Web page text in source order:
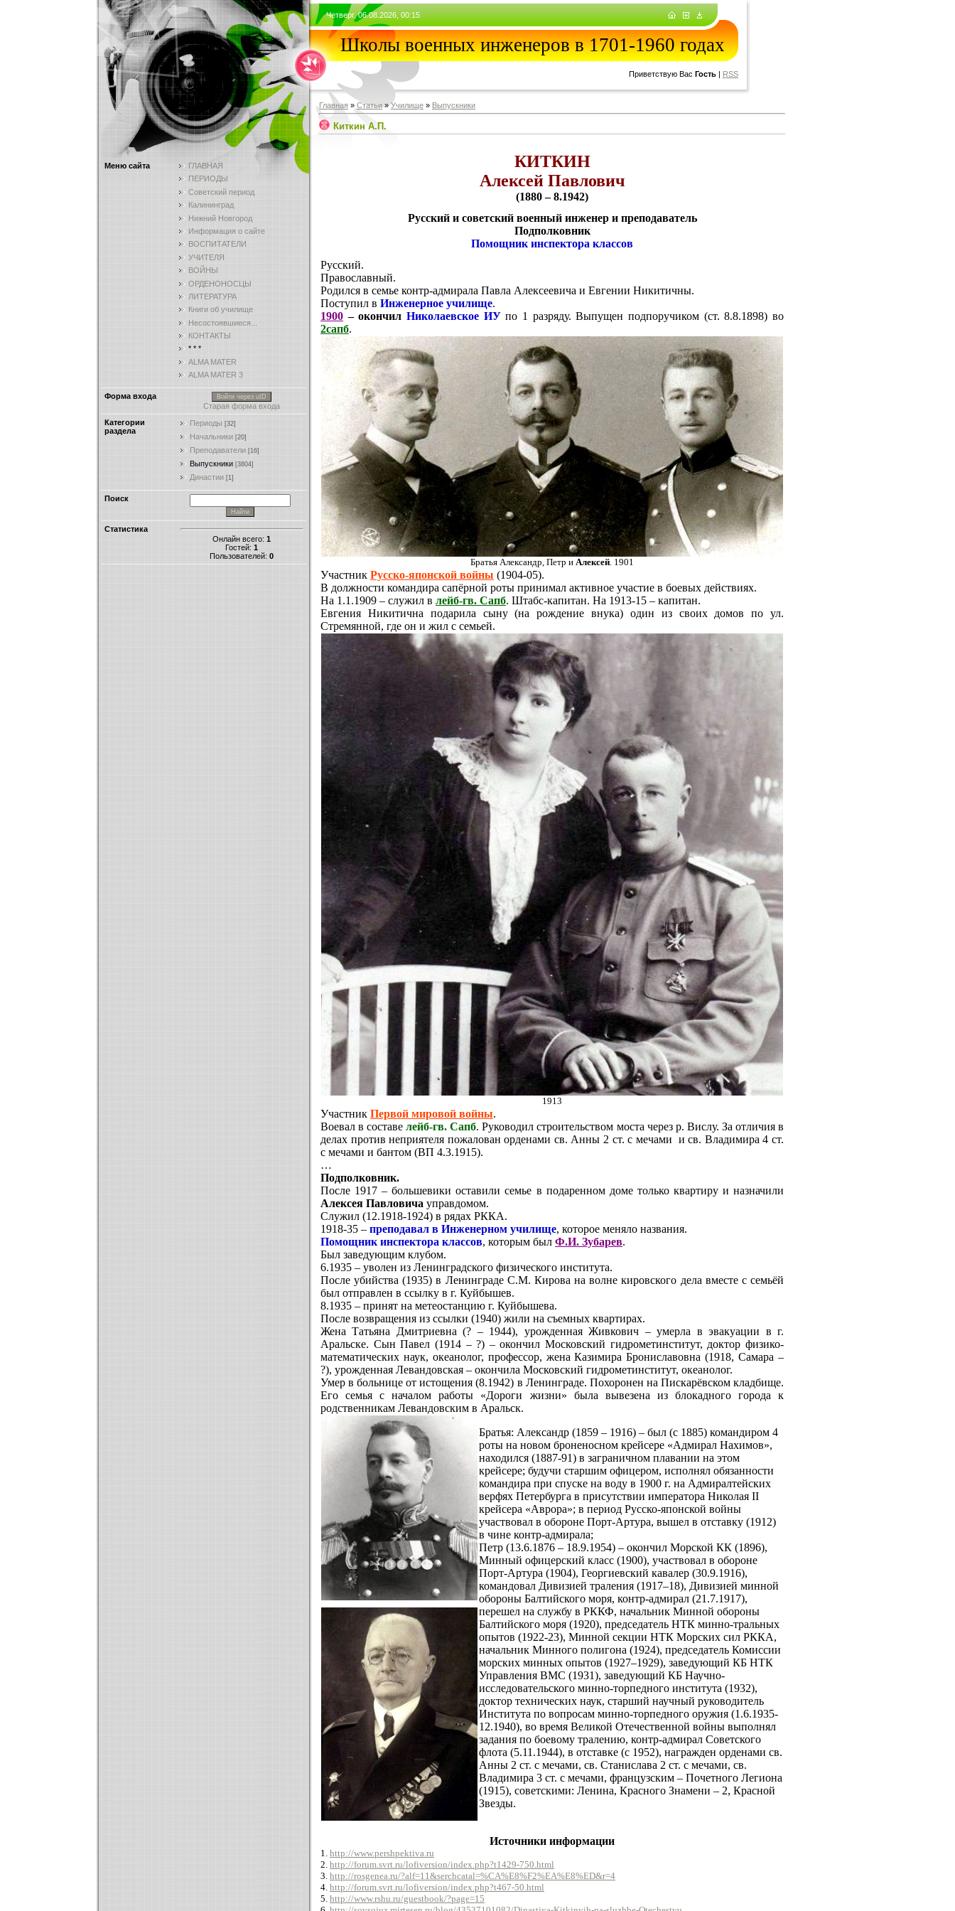
Меню сайта
ГЛАВНАЯ
ПЕРИОДЫ
Советский период
Калининград
Нижний Новгород
Информация о сайте
ВОСПИТАТЕЛИ
УЧИТЕЛЯ
ВОЙНЫ
ОРДЕНОНОСЦЫ
ЛИТЕРАТУРА
Книги об училище
Несостоявшиеся...
КОНТАКТЫ
* * *
ALMA MATER
ALMA MATER 3
Форма входа Войти через uID
Старая форма входа
Категории
раздела
Периоды [32]
Начальники [20]
Преподаватели [16]
Выпускники [3804]
Династии [1]
Поиск
Статистика
Онлайн всего: 1
Гостей: 1
Пользователей: 0
Четверг, 06.08.2026, 00:15
Школы военных инженеров в 1701-1960 годах
Приветствую Вас Гость | RSS
Главная » Статьи »Училищe » Выпускники
Киткин А.П.
КИТКИН
Алексей Павлович
(1880 – 8.1942)
Русский и советский военный инженер и преподаватель
Подполковник
Помощник инспектора классов
Русский.
Православный.
Родился в семье контр-адмирала Павла Алексеевича и Евгении Никитичны.
Поступил в Инженерное училище.
1900 – окончил Николаевское ИУпо 1 разряду. Выпущен подпоручиком (ст. 8.8.1898) во
2сапб.
Братья Александр, Петр и Алексей . 1901
Участник Русско-японской войны (1904-05).
В должности командира сапёрной роты принимал активное участие в боевых действиях.
На 1.1.1909 – служил в лейб-гв. Сапб. Штабс-капитан. На 1913-15 – капитан.
Евгения Никитична подарила сыну (на рождение внука) один из своих домов по ул.
Стремянной, где он и жил с семьей.
1913
Участник Первой мировой войны.
Воевал в составелейб-гв. Сапб. Руководил строительством моста через р. Вислу. За отличия в
делах против неприятеля пожалован орденами св. Анны 2 ст. с мечами и св. Владимира 4 ст.
с мечами и бантом (ВП 4.3.1915).
…
Подполковник.
После 1917 – большевики оставили семье в подаренном доме только квартиру и назначили
Алексея Павловича управдомом.
Служил (12.1918-1924) в рядах РККА.
1918-35 – преподавал в Инженерном училище, которое меняло названия.
Помощник инспектора классов, которым был Ф.И. Зубарев.
Был заведующим клубом.
6.1935 – уволен из Ленинградского физического института.
После убийства (1935) в Ленинграде С.М. Кирова на волне кировского дела вместе с семьёй
был отправлен в ссылку в г. Куйбышев.
8.1935 – принят на метеостанцию г. Куйбышева.
После возвращения из ссылки (1940) жили на съемных квартирах.
Жена Татьяна Дмитриевна (? – 1944), урожденная Живкович – умерла в эвакуации в г.
Аральске. Сын Павел (1914 – ?) – окончил Московский гидрометинститут, доктор физико-
математических наук, океанолог, профессор, жена Казимира Брониславовна (1918, Самара –
?), урожденная Левандовская – окончила Московский гидрометинститут, океанолог.
Умер в больнице от истощения (8.1942) в Ленинграде. Похоронен на Пискарёвском кладбище.
Его семья с началом работы «Дороги жизни» была вывезена из блокадного города к
родственникам Левандовским в Аральск.
Братья: Александр (1859 – 1916) – был (с 1885) командиром 4
роты на новом броненосном крейсере «Адмирал Нахимов»,
находился (1887-91) в заграничном плавании на этом
крейсере; будучи старшим офицером, исполнял обязанности
командира при спуске на воду в 1900 г. на Адмиралтейских
верфях Петербурга в присутствии императора Николая II
крейсера «Аврора»; в период Русско-японской войны
участвовал в обороне Порт-Артура, вышел в отставку (1912)
в чине контр-адмирала;
Петр (13.6.1876 – 18.9.1954) – окончил Морской КК (1896),
Минный офицерский класс (1900), участвовал в обороне
Порт-Артура (1904), Георгиевский кавалер (30.9.1916),
командовал Дивизией траления (1917–18), Дивизией минной
обороны Балтийского моря, контр-адмирал (21.7.1917),
перешел на службу в РККФ, начальник Минной обороны
Балтийского моря (1920), председатель НТК минно-тральных
опытов (1922-23), Минной секции НТК Морских сил РККА,
начальник Минного полигона (1924), председатель Комиссии
морских минных опытов (1927–1929), заведующий КБ НТК
Управления ВМС (1931), заведующий КБ Научно-
исследовательского минно-торпедного института (1932),
доктор технических наук, старший научный руководитель
Института по вопросам минно-торпедного оружия (1.6.1935-
12.1940), во время Великой Отечественной войны выполнял
задания по боевому тралению, контр-адмирал Советского
флота (5.11.1944), в отставке (с 1952), награжден орденами св.
Анны 2 ст. с мечами, св. Станислава 2 ст. с мечами, св.
Владимира 3 ст. с мечами, французским – Почетного Легиона
(1915), советскими: Ленина, Красного Знамени – 2, Красной
Звезды.
Источники информации
1. http://www.pershpektiva.ru
2. http://forum.svrt.ru/lofiversion/index.php?t1429-750.html
3. http://rosgenea.ru/?alf=11&serchcatal=%CA%E8%F2%EA%E8%ED&r=4
4. http://forum.svrt.ru/lofiversion/index.php?t467-50.html
5. http://www.rshu.ru/guestbook/?page=15